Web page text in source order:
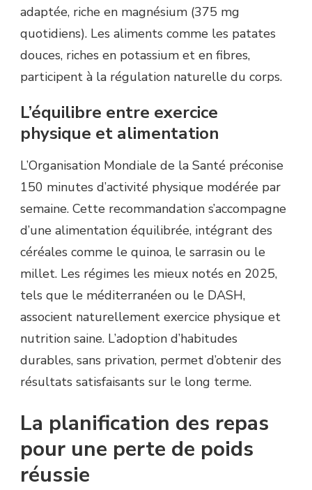
adaptée, riche en magnésium (375 mg
quotidiens). Les aliments comme les patates
douces, riches en potassium et en fibres,
participent à la régulation naturelle du corps.
L’équilibre entre exercice
physique et alimentation
L’Organisation Mondiale de la Santé préconise
150 minutes d’activité physique modérée par
semaine. Cette recommandation s’accompagne
d’une alimentation équilibrée, intégrant des
céréales comme le quinoa, le sarrasin ou le
millet. Les régimes les mieux notés en 2025,
tels que le méditerranéen ou le DASH,
associent naturellement exercice physique et
nutrition saine. L’adoption d’habitudes
durables, sans privation, permet d’obtenir des
résultats satisfaisants sur le long terme.
La planification des repas
pour une perte de poids
réussie